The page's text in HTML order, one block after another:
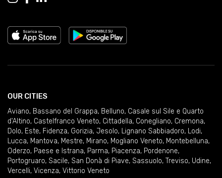
OUR CITIES
Aviano, Bassano del Grappa, Belluno, Casale sul Sile e Quarto
d'Altino, Castelfranco Veneto, Cittadella, Conegliano, Cremona,
Dolo, Este, Fidenza, Gorizia, Jesolo, Lignano Sabbiadoro, Lodi,
Lucca, Mantova, Mestre, Mirano, Mogliano Veneto, Montebelluna,
Oderzo, Paese e Istrana, Parma, Piacenza, Pordenone,
Portogruaro, Sacile, San Donà di Piave, Sassuolo, Treviso, Udine,
Vercelli, Vicenza, Vittorio Veneto